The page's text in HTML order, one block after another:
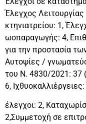
Έλεγχος Λειτουργίας
κτηνιατρείου: 1,
ωοπαραγωγής: 4,
για την προστασία
Αυτοψίες /
του Ν. 4830/2021: 37
6, Ιχθυοκαλλιέργειες:
έλεγχοι: 2,
2,Συμμετοχή σε